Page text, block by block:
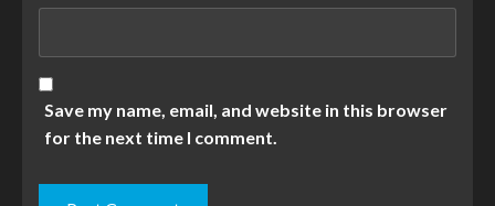
Save my name, email, and website in this browser
for the next time I comment.